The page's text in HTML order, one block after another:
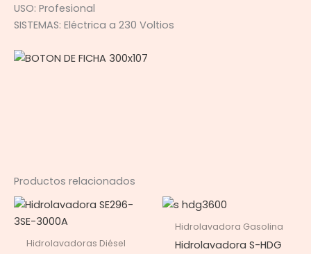
USO: Profesional
SISTEMAS: Eléctrica a 230 Voltios
Productos relacionados
Hidrolavadoras Diésel
Hidrolavadora Gasolina
Hidrolavadora S-HDG